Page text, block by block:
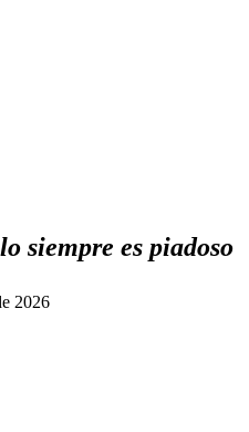
siempre es piadoso
2026